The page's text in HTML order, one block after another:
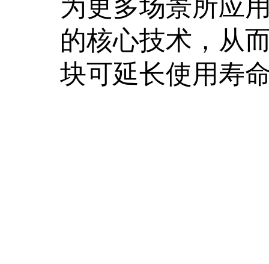
为更多场景所应
的核心技术，从
块可延长使用寿